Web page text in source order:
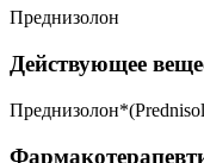
Преднизолон
Действующее